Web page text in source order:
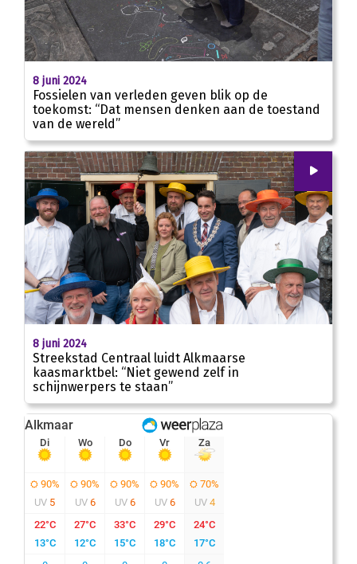
8 juni 2024
Fossielen van verleden geven blik op de
toekomst: “Dat mensen denken aan de toestand
van de wereld”
00:00
8 juni 2024
Streekstad Centraal luidt Alkmaarse
kaasmarktbel: “Niet gewend zelf in
schijnwerpers te staan”